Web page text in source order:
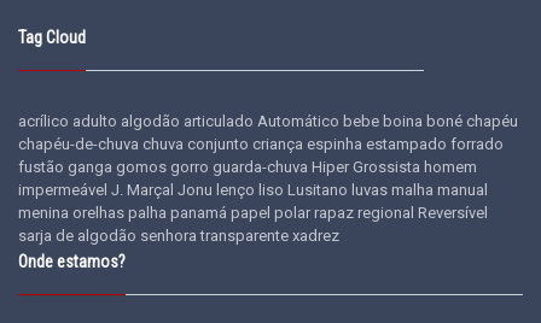
Tag Cloud
acrílico adulto algodão articulado Automático bebe boina boné chapéu
chapéu-de-chuva chuva conjunto criança espinha estampado forrado
fustão ganga gomos gorro guarda-chuva Hiper Grossista homem
impermeável J. Marçal Jonu lenço liso Lusitano luvas malha manual
menina orelhas palha panamá papel polar rapaz regional Reversível
sarja de algodão senhora transparente xadrez
Onde estamos?